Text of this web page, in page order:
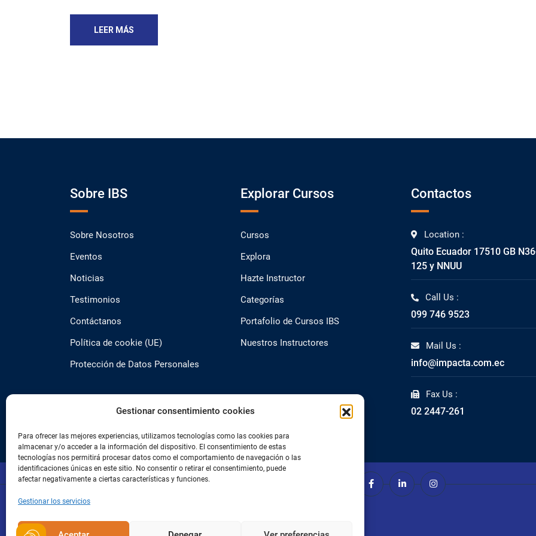
Gestionar consentimiento cookies
Para ofrecer las mejores experiencias, utilizamos tecnologías como las cookies para
almacenar y/o acceder a la información del dispositivo. El consentimiento de estas
tecnologías nos permitirá procesar datos como el comportamiento de navegación o las
identificaciones únicas en este sitio. No consentir o retirar el consentimiento, puede
afectar negativamente a ciertas características y funciones.
Gestionar los servicios
LEER MÁS
Sobre IBS
Sobre Nosotros
Eventos
Noticias
Testimonios
Contáctanos
Política de cookie (UE)
Protección de Datos Personales
Explorar Cursos
Cursos
Explora
Hazte Instructor
Categorías
Portafolio de Cursos IBS
Nuestros Instructores
Contactos
Location :
Quito Ecuador 17510 GB
125 y NNUU
Call Us :
099 746 9523
Mail Us :
info@impacta.com.ec
Fax Us :
02 2447-261